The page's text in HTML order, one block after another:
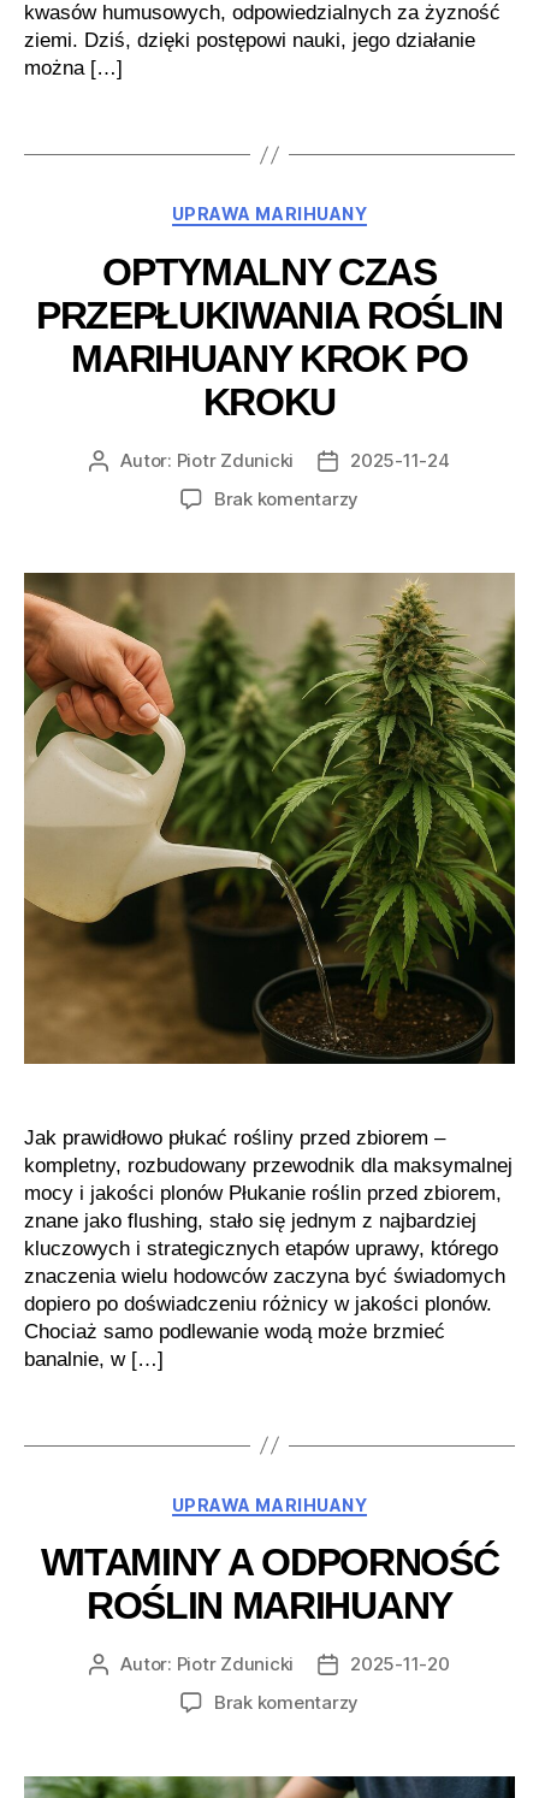
kwasów humusowych, odpowiedzialnych za żyzność
ziemi. Dziś, dzięki postępowi nauki, jego działanie
można […]
Kategorie
UPRAWA MARIHUANY
OPTYMALNY CZAS
PRZEPŁUKIWANIA ROŚLIN
MARIHUANY KROK PO
KROKU
AutorAutor: Piotr Zdunicki
Data2025-11-24
Brak komentarzy
przepłukiwania
roślin
marihuany
krok
po
kroku
Jak prawidłowo płukać rośliny przed zbiorem –
kompletny, rozbudowany przewodnik dla maksymalnej
mocy i jakości plonów Płukanie roślin przed zbiorem,
znane jako flushing, stało się jednym z najbardziej
kluczowych i strategicznych etapów uprawy, którego
znaczenia wielu hodowców zaczyna być świadomych
dopiero po doświadczeniu różnicy w jakości plonów.
Chociaż samo podlewanie wodą może brzmieć
banalnie, w […]
Kategorie
UPRAWA MARIHUANY
WITAMINY A ODPORNOŚĆ
ROŚLIN MARIHUANY
AutorAutor: Piotr Zdunicki
Data2025-11-20
Brak komentarzy
odporność